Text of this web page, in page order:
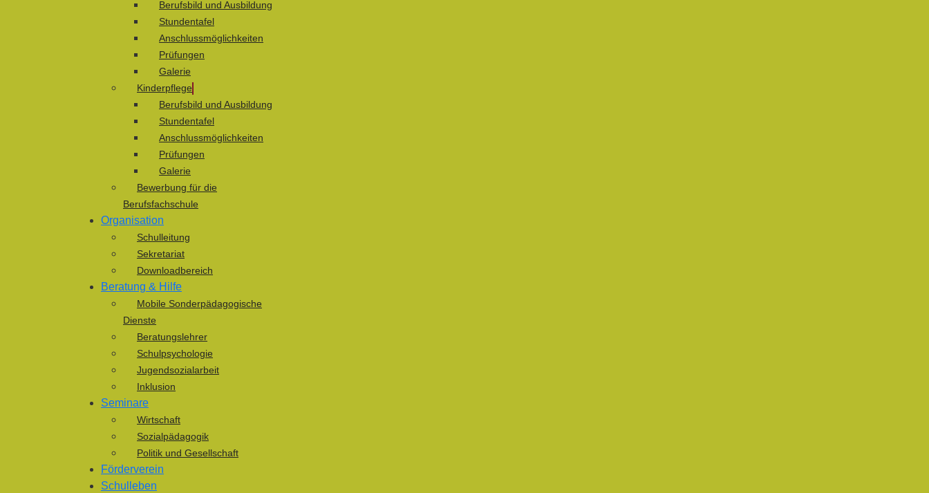
Berufsbild und Ausbildung
Stundentafel
Anschlussmöglichkeiten
Prüfungen
Galerie
Kinderpflege
Berufsbild und Ausbildung
Stundentafel
Anschlussmöglichkeiten
Prüfungen
Galerie
Bewerbung für die
Berufsfachschule
Organisation
Schulleitung
Sekretariat
Downloadbereich
Beratung & Hilfe
Mobile Sonderpädagogische
Dienste
Beratungslehrer
Schulpsychologie
Jugendsozialarbeit
Inklusion
Seminare
Wirtschaft
Sozialpädagogik
Politik und Gesellschaft
Förderverein
Schulleben